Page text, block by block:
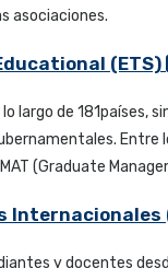
asociaciones.
(ETS)
largo de 181países,
Entre
(Graduate
Internacionales
y docentes